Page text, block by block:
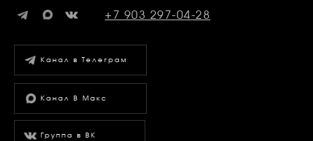
+7 903 297-04-28
Канал В Макс
Группа в ВК
Канал в Телеграм